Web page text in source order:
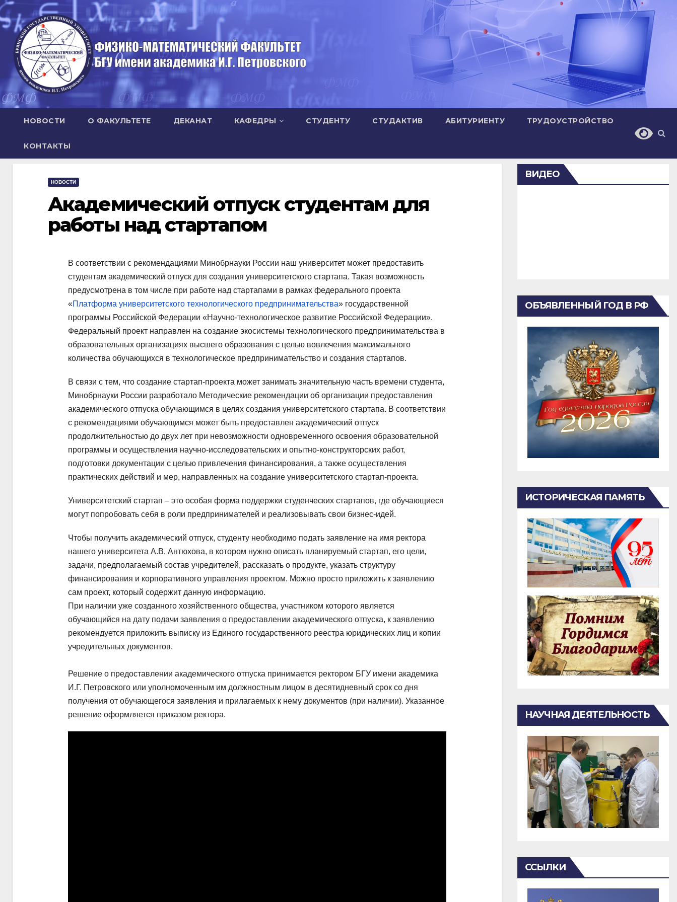
Перейти
к
содержимому
НОВОСТИ О ФАКУЛЬТЕТЕ ДЕКАНАТ КАФЕДРЫ СТУДЕНТУ СТУДАКТИВ АБИТУРИЕНТУ ТРУДОУСТРОЙСТВО
КОНТАКТЫ
НОВОСТИ
Академический отпуск студентам для
работы над стартапом
В соответствии с рекомендациями Минобрнауки России наш университет может предоставить
студентам академический отпуск для создания университетского стартапа. Такая возможность
предусмотрена в том числе при работе над стартапами в рамках федерального проекта
«Платформа университетского технологического предпринимательства» государственной
программы Российской Федерации «Научно-технологическое развитие Российской Федерации».
Федеральный проект направлен на создание экосистемы технологического предпринимательства в
образовательных организациях высшего образования с целью вовлечения максимального
количества обучающихся в технологическое предпринимательство и создания стартапов.
В связи с тем, что создание стартап-проекта может занимать значительную часть времени студента,
Минобрнауки России разработало Методические рекомендации об организации предоставления
академического отпуска обучающимся в целях создания университетского стартапа. В соответствии
с рекомендациями обучающимся может быть предоставлен академический отпуск
продолжительностью до двух лет при невозможности одновременного освоения образовательной
программы и осуществления научно-исследовательских и опытно-конструкторских работ,
подготовки документации с целью привлечения финансирования, а также осуществления
практических действий и мер, направленных на создание университетского стартап-проекта.
Университетский стартап – это особая форма поддержки студенческих стартапов, где обучающиеся
могут попробовать себя в роли предпринимателей и реализовывать свои бизнес-идей.
Чтобы получить академический отпуск, студенту необходимо подать заявление на имя ректора
нашего университета А.В. Антюхова, в котором нужно описать планируемый стартап, его цели,
задачи, предполагаемый состав учредителей, рассказать о продукте, указать структуру
финансирования и корпоративного управления проектом. Можно просто приложить к заявлению
сам проект, который содержит данную информацию.
При наличии уже созданного хозяйственного общества, участником которого является
обучающийся на дату подачи заявления о предоставлении академического отпуска, к заявлению
рекомендуется приложить выписку из Единого государственного реестра юридических лиц и копии
учредительных документов.
Решение о предоставлении академического отпуска принимается ректором БГУ имени академика
И.Г. Петровского или уполномоченным им должностным лицом в десятидневный срок со дня
получения от обучающегося заявления и прилагаемых к нему документов (при наличии). Указанное
решение оформляется приказом ректора.
ВИДЕО
ОБЪЯВЛЕННЫЙ ГОД В РФ
ИСТОРИЧЕСКАЯ ПАМЯТЬ
НАУЧНАЯ ДЕЯТЕЛЬНОСТЬ
ССЫЛКИ